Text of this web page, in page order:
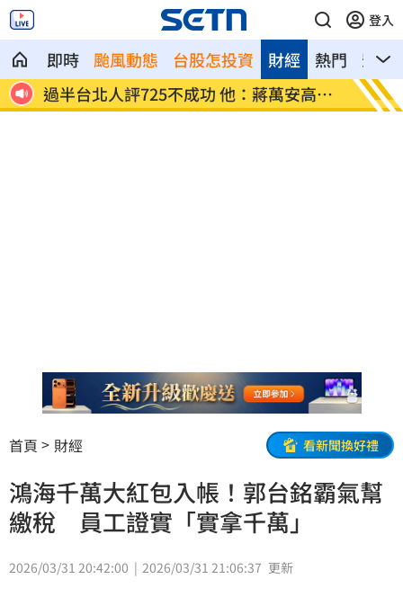
登入
即時 颱風動態 台股怎投資 熱門 影音
財經
了 過半台北人評725不成功 他：蔣萬安高山
症
保全
慘
首頁 財經 看新聞換好禮
鴻海千萬大紅包入帳！郭台銘霸氣幫
繳稅 員工證實「實拿千萬」
2026/03/31 20:42:00 2026/03/31 21:06:37 更新